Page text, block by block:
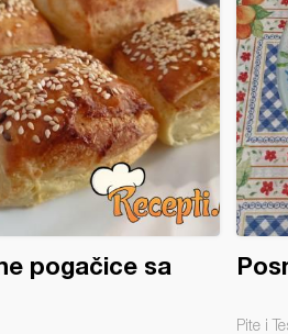
pogačice sa
Pite i